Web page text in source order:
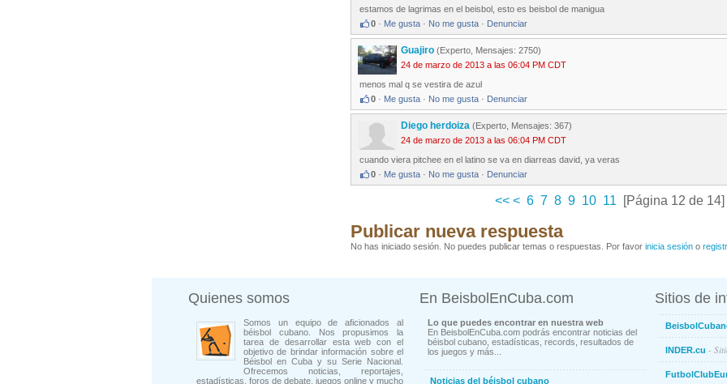
estamos de lagrimas en el beisbol, esto es beisbol de manigua
0 · Me gusta · No me gusta · Denunciar
Guajiro (Experto, Mensajes: 2750)
24 de marzo de 2013 a las 06:04 PM CDT
menos mal q se vestira de azul
0 · Me gusta · No me gusta · Denunciar
Diego herdoiza (Experto, Mensajes: 367)
24 de marzo de 2013 a las 06:04 PM CDT
cuando viera pitchee en el latino se va en diarreas david, ya veras
0 · Me gusta · No me gusta · Denunciar
<< < 6 7 8 9 10 11 [Página 12 de 14]
Publicar nueva respuesta
No has iniciado sesión. No puedes publicar temas o respuestas. Por favor inicia sesión o
Quienes somos
Somos un equipo de aficionados al
béisbol cubano. Nos propusimos la
tarea de desarrollar esta web con el
objetivo de brindar información sobre el
Béisbol en Cuba y su Serie Nacional.
Ofrecemos noticias, reportajes,
estadísticas, foros de debate, juegos online y mucho
En BeisbolEnCuba.com
Lo que puedes encontrar en nuestra web
En BeisbolEnCuba.com podrás encontrar noticias del
béisbol cubano, estadísticas, records, resultados de
los juegos y más...
Noticias del béisbol cubano
Sitios de
INDER.cu -